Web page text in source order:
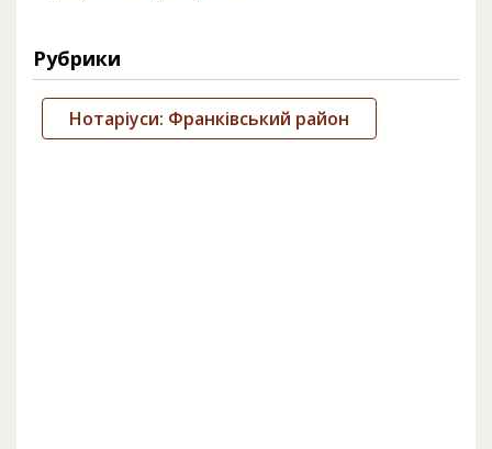
Рубрики
Нотаріуси: Франківський район